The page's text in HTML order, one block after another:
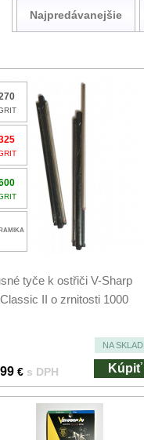
Najpredávanejšie
tyče k ostřiči V-Sharp
II o zrnitosti 1000
NA
€ s DPH Kúpiť